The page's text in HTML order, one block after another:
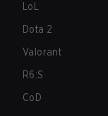
LoL
Dota 2
Valorant
R6:S
CoD